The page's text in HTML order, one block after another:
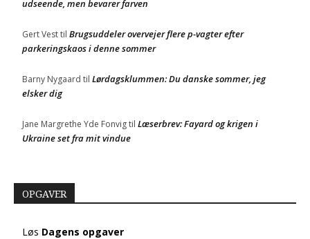
udseende, men bevarer farven
Gert Vesttil Brugsuddeler overvejer flere p-vagter efter
parkeringskaos i denne sommer
Barny Nygaard til Lørdagsklummen: Du danske sommer, jeg
elsker dig
Jane Margrethe Yde Fonvigtil Læserbrev: Fayard og krigen i
Ukraine set fra mit vindue
OPGAVER
Løs Dagens opgaver